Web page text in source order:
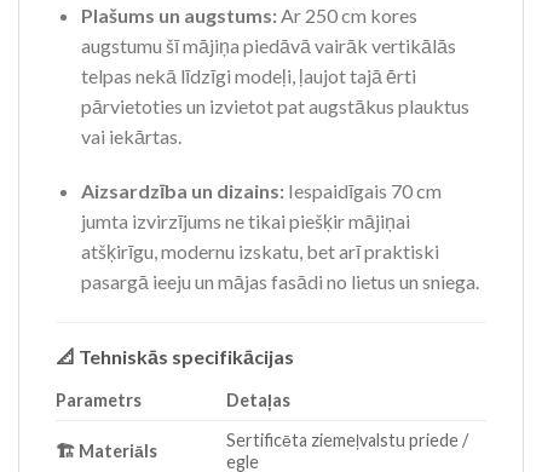
Plašums un augstums:Ar 250 cm kores
augstumu šī mājiņa piedāvā vairāk vertikālās
telpas nekā līdzīgi modeļi, ļaujot tajā ērti
pārvietoties un izvietot pat augstākus plauktus
vai iekārtas.
Aizsardzība un dizains:Iespaidīgais 70 cm
jumta izvirzījums ne tikai piešķir mājiņai
atšķirīgu, modernu izskatu, bet arī praktiski
pasargā ieeju un mājas fasādi no lietus un sniega.
📐 Tehniskās specifikācijas
Parametrs Detaļas
🏗️ Materiāls
Sertificēta ziemeļvalstu priede /
egle